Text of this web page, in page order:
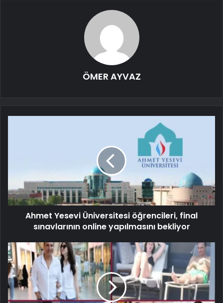
ÖMER AYVAZ
Ahmet Yesevi Üniversitesi öğrencileri, final
sınavlarının online yapılmasını bekliyor